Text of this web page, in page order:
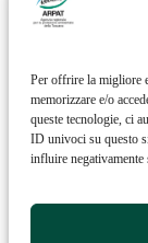
Per offrire la migliore
memorizzare e/o
queste tecnologie, ci
ID univoci su questo
influire negativamente